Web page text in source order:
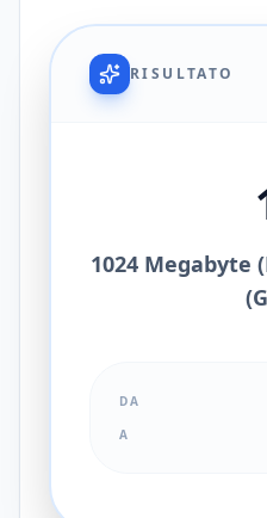
RISULTATO
1024 Megabyte
DA
A